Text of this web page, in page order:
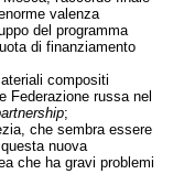
valenza
del programma
di finanziamento
compositi
Federazione russa nel
;
che sembra essere
nuova
che ha gravi problemi